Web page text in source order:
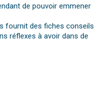
de pouvoir emmener
fournit des fiches conseils
réflexes à avoir dans de